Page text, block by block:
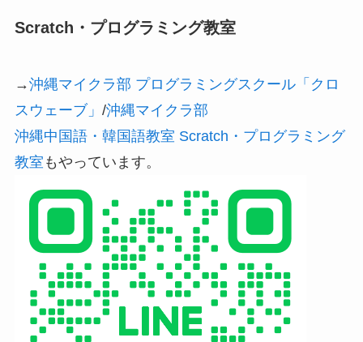
Scratch・プログラミング教室
→沖縄マイクラ部 プログラミングスクール「クロ
スウェーブ」 /沖縄マイクラ部
沖縄中国語・韓国語教室 Scratch・プログラミング
教室 もやっています。